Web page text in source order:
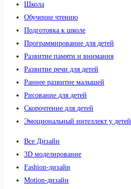
Школа
Обучение чтению
Подготовка к школе
Программирование для детей
Развитие памяти и внимания
Развитие речи для детей
Раннее развитие малышей
Рисование для детей
Скорочтение для детей
Эмоциональный интеллект у детей
Все Дизайн
3D моделирование
Fashion-дизайн
Motion-дизайн